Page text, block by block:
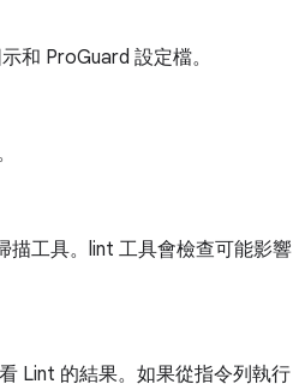
和 ProGuard 設定檔。
描工具。lint 工具會檢查可能影響
Lint 的結果。如果從指令列執行